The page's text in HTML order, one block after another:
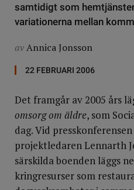
samtidigt som
variationerna mellan
avAnnica Jonsson
22 FEBRUARI 2006
Det framgår av 2005 års
omsorg om äldre, som
dag. Vid
projektledaren Lennarth
särskilda boenden läggs
kringresurser som